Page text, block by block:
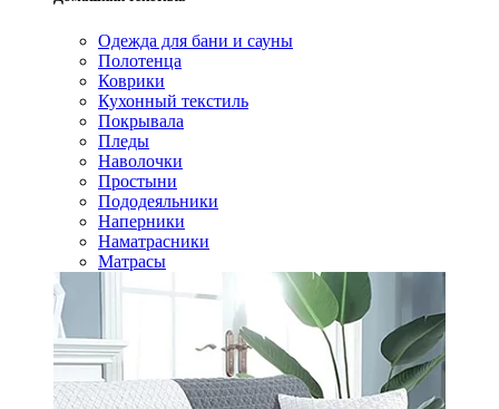
Одежда для бани и сауны
Полотенца
Коврики
Кухонный текстиль
Покрывала
Пледы
Наволочки
Простыни
Пододеяльники
Наперники
Наматрасники
Матрасы